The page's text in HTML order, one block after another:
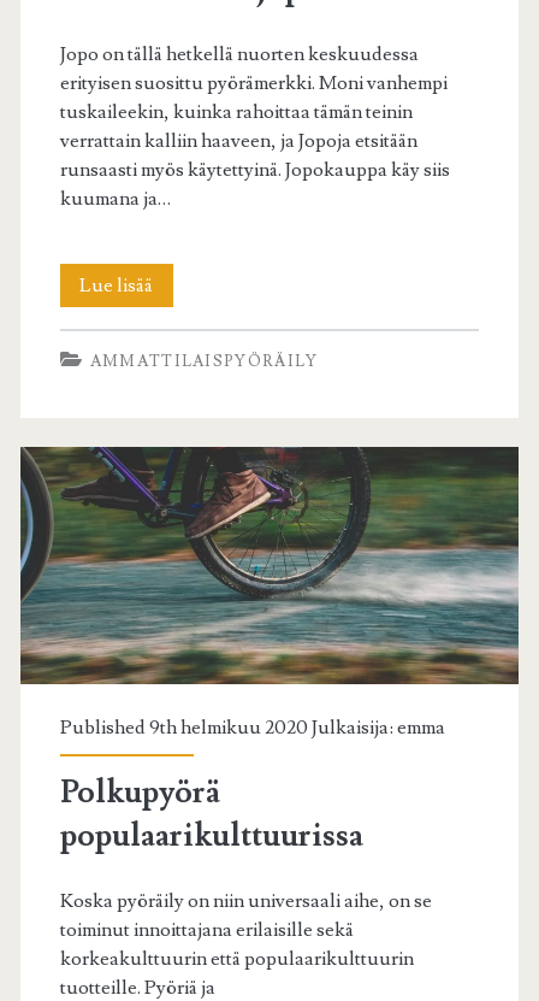
Jopo on tällä hetkellä nuorten keskuudessa
erityisen suosittu pyörämerkki. Moni vanhempi
tuskaileekin, kuinka rahoittaa tämän teinin
verrattain kalliin haaveen, ja Jopoja etsitään
runsaasti myös käytettyinä. Jopokauppa käy siis
kuumana ja…
Lue lisääMielenkiintoisia
faktoja
trendikkäästä
AMMATTILAISPYÖRÄILY
Published 9th helmikuu 2020 Julkaisija: emma
Polkupyörä
populaarikulttuurissa
Koska pyöräily on niin universaali aihe, on se
toiminut innoittajana erilaisille sekä
korkeakulttuurin että populaarikulttuurin
tuotteille. Pyöriä ja